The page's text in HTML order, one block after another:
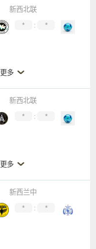
新西北联
* :
*
更多
新西北联
* :
*
更多
新西兰中
* :
*